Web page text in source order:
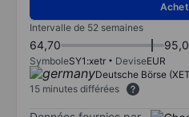
Intervalle de 52 semaines
64,70
SymboleSY1:xetr DeviseEUR
Deutsche Börse
15 minutes différées